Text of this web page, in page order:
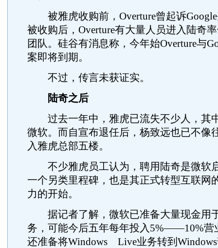
被雅虎收购前，Overture曾起诉
被收购后，Overture有大量人员进入陆奇
团队。硅谷有消息称，今年始Overture与
案即将到期。
不过，传言未获证实。
陆奇之后
过去一年中，雅虎已流失不少人，其
微软。而自宣布退任后，杨致远也已不像
入雅虎总部五楼。
不少雅虎员工认为，聘用陆奇是微软
一个另类里程碑，也是其正式转型互联网
力的开始。
据记者了解，微软已准备大量现金用
务，可能今后五年每年投入5%——10%营
还准备将Windows Live业务转到